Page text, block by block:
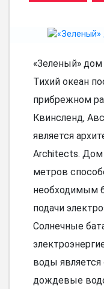
«Зеленый»
Тихий океан
прибрежном
Квинсленд,
является
Architects.
метров
необходимым
подачи
Солнечные
воды
дождевые